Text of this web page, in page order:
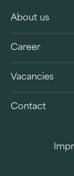
About us
Career
Vacancies
Contact